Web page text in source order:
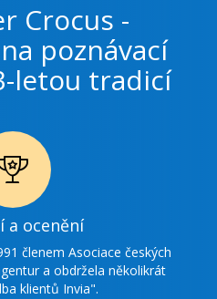
Crocus -
poznávací
letou tradicí
Ikonka
ocenění
a ocenění
členem Asociace českých
a obdržela několikrát
klientů Invia".